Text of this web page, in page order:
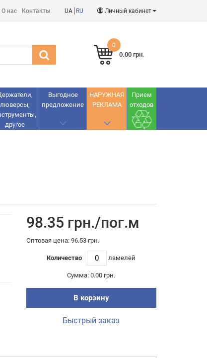
О нас Контакты UA RU Личный кабинет
0
0.00 грн.
люверсы,
другое
Выгодное
предложение
НАРУЖНАЯ
РЕКЛАМА
Прием
отходов
98.35 грн./пог.м
Оптовая цена: 96.53 грн.
Количество ламелей
Сумма: 0.00 грн.
В корзину
Быстрый заказ